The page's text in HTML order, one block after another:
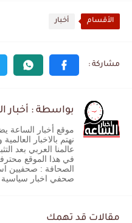
الأقسام أخبار
بواسطة : أخبار
موقع أخبار الساعة
نهتم بالاخبار
عالمنا العربي بعد
في هذا الموقع
الصحافة : صحفيين
صحفي اخبار سياسية
مقالات قد تهمك